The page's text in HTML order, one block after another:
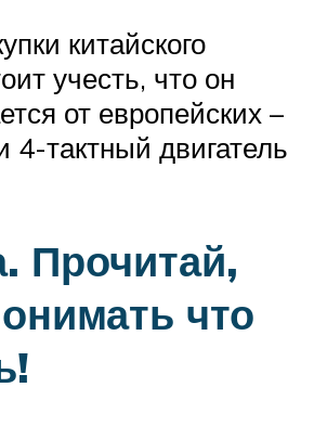
китайского
учесть, что он
от европейских –
4-тактный двигатель
Прочитай,
что